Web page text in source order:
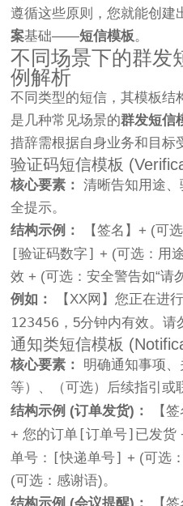
遵循这些原则，您就能创建
案基础——短信模板。
不同场景下的群发
例解析
不同类型的短信，其模板结
是几种常见场景的群发短信
措辞需根据自身业务和目标
验证码短信模板
核心要素：
清晰告知用途
全提示。
结构示例：
【签名】+ (可
[验证码数字] + (可选：用
效 + (可选：安全警告如“请
例如：
【XX网】您正在进
123456 ，5分钟内有效。请
通知类短信模板
核心要素：
明确通知事项
等）、（可选）后续指引或
结构示例 (订单发货)：
【
+ 您的订单 [订单号] 已发货
单号：
[快递单号] + (可选
(可选：感谢语)。